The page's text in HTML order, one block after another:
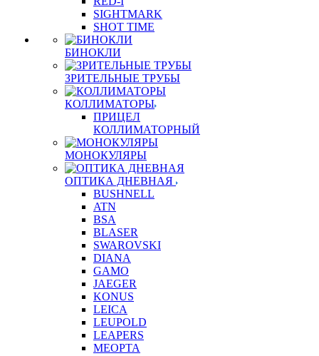
SIGHTMARK
SHOT TIME
БИНОКЛИ
ЗРИТЕЛЬНЫЕ ТРУБЫ
КОЛЛИМАТОРЫ
ПРИЦЕЛ
КОЛЛИМАТОРНЫЙ
МОНОКУЛЯРЫ
ОПТИКА ДНЕВНАЯ
BUSHNELL
ATN
BSA
BLASER
SWAROVSKI
DIANA
GAMO
JAEGER
KONUS
LEICA
LEUPOLD
LEAPERS
MEOPTA